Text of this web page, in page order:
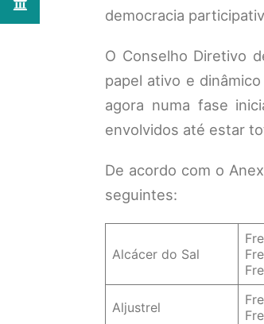
democracia
O Conselho Diretivo
papel ativo e
agora numa fase
envolvidos até estar
De acordo com o
seguintes:
Alcácer do Sal
Aljustrel